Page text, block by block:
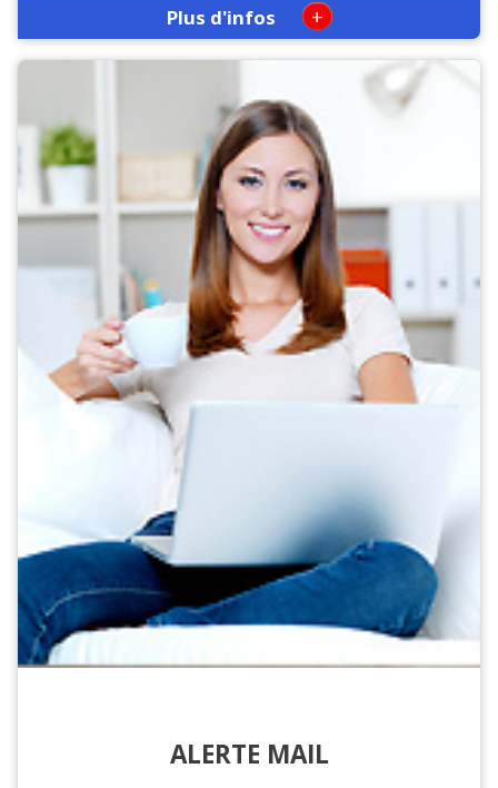
Plus d'infos +
ALERTE MAIL